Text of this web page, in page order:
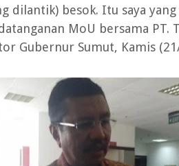
dilantik) besok. Itu saya
MoU bersama PT.
Gubernur Sumut, Kamis